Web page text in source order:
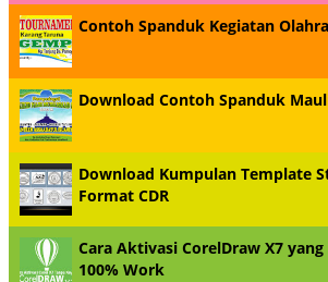
Contoh Spanduk Kegiatan
Download Contoh Spanduk
Download Kumpulan Template
Format CDR
Cara Aktivasi CorelDraw X7
100% Work